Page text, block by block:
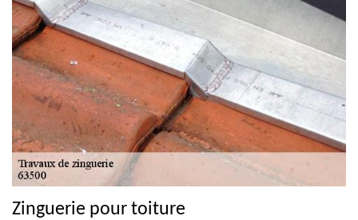
Zinguerie pour toiture